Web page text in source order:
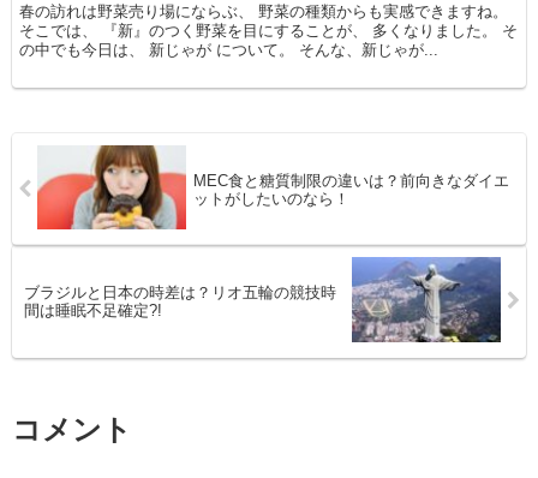
春の訪れは野菜売り場にならぶ、 野菜の種類からも実感できますね。
そこでは、 『新』のつく野菜を目にすることが、 多くなりました。 そ
の中でも今日は、 新じゃが について。 そんな、新じゃが...
MEC食と糖質制限の違いは？前向きなダイエ
ットがしたいのなら！
ブラジルと日本の時差は？リオ五輪の競技時
間は睡眠不足確定?!
コメント